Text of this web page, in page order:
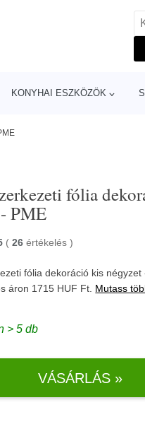
KONYHAI ESZKÖZÖK
fólia
PME
( 26 értékelés)
fólia dekoráció kis
áron 1715 HUF Ft. Mutass
> 5 db
VÁSÁRLÁS »